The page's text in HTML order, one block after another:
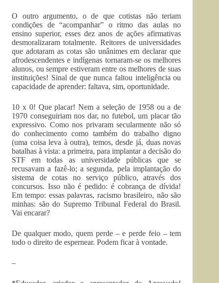
O outro argumento, o de que cotistas não teriam
condições de “acompanhar” o ritmo das aulas no
ensino superior, esses dez anos de ações afirmativas
desmoralizaram totalmente. Reitores de universidades
que adotaram as cotas são unânimes em declarar que
afrodescendentes e indígenas tornaram-se os melhores
alunos, ou sempre estiveram entre os melhores de suas
instituições! Sinal de que nunca faltou inteligência ou
capacidade de aprender: faltava, sim, oportunidade.
10 x 0! Que placar! Nem a seleção de 1958 ou a de
1970 conseguiriam nos dar, no futebol, um placar tão
expressivo. Como nos privaram secularmente não só
do conhecimento como também do trabalho digno
(uma coisa leva à outra), temos, desde já, duas novas
batalhas à vista: a primeira, para implantar a decisão do
STF em todas as universidade públicas que se
recusavam a fazê-lo; a segunda, pela implantação do
sistema de cotas no serviço público, através dos
concursos. Isso não é pedido: é cobrança de dívida!
Em tempo: essas palavras, racismo brasileiro, não são
minhas: são do Supremo Tribunal Federal do Brasil.
Vai encarar?
De qualquer modo, quem perde – e perde feio – tem
todo o direito de espernear. Podem ficar à vontade.
–